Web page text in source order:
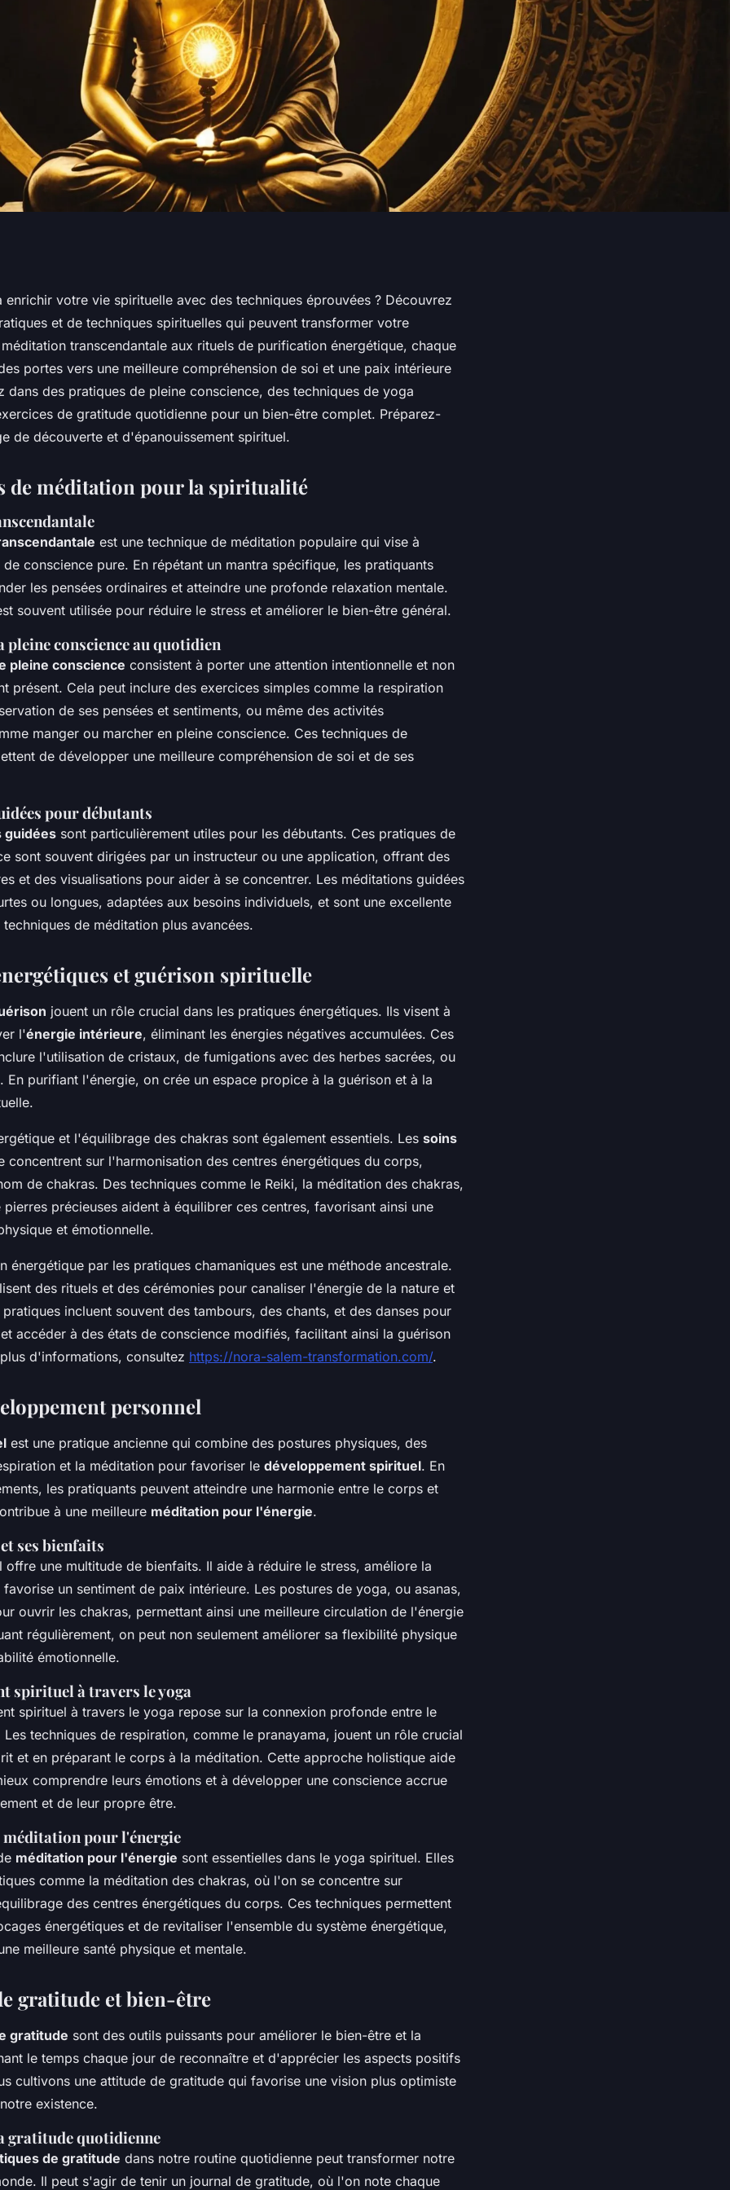
et de
enrichir votre vie spirituelle avec des techniques éprouvées ? Découvrez
et de techniques spirituelles qui peuvent transformer votre
transcendantale aux rituels de purification énergétique, chaque
portes vers une meilleure compréhension de soi et une paix intérieure
dans des pratiques de pleine conscience, des techniques de yoga
de gratitude quotidienne pour un bien-être complet. Préparez-
de découverte et d'épanouissement spirituel.
de méditation pour la spiritualité
est une technique de méditation populaire qui vise à
conscience pure. En répétant un mantra spécifique, les pratiquants
les pensées ordinaires et atteindre une profonde relaxation mentale.
souvent utilisée pour réduire le stress et améliorer le bien-être général.
pleine conscience au quotidien
pleine conscience consistent à porter une attention intentionnelle et non
présent. Cela peut inclure des exercices simples comme la respiration
de ses pensées et sentiments, ou même des activités
manger ou marcher en pleine conscience. Ces techniques de
de développer une meilleure compréhension de soi et de ses
pour débutants
guidées sont particulièrement utiles pour les débutants. Ces pratiques de
sont souvent dirigées par un instructeur ou une application, offrant des
et des visualisations pour aider à se concentrer. Les méditations guidées
ou longues, adaptées aux besoins individuels, et sont une excellente
de méditation plus avancées.
et guérison spirituelle
jouent un rôle crucial dans les pratiques énergétiques. Ils visent à
l'énergie intérieure, éliminant les énergies négatives accumulées. Ces
l'utilisation de cristaux, de fumigations avec des herbes sacrées, ou
En purifiant l'énergie, on crée un espace propice à la guérison et à la
et l'équilibrage des chakras sont également essentiels. Les soins
concentrent sur l'harmonisation des centres énergétiques du corps,
de chakras. Des techniques comme le Reiki, la méditation des chakras,
précieuses aident à équilibrer ces centres, favorisant ainsi une
et émotionnelle.
énergétique par les pratiques chamaniques est une méthode ancestrale.
des rituels et des cérémonies pour canaliser l'énergie de la nature et
incluent souvent des tambours, des chants, et des danses pour
accéder à des états de conscience modifiés, facilitant ainsi la guérison
d'informations, consultez https://nora-salem-transformation.com/.
personnel
est une pratique ancienne qui combine des postures physiques, des
et la méditation pour favoriser le développement spirituel. En
les pratiquants peuvent atteindre une harmonie entre le corps et
à une meilleure méditation pour l'énergie.
ses bienfaits
offre une multitude de bienfaits. Il aide à réduire le stress, améliore la
un sentiment de paix intérieure. Les postures de yoga, ou asanas,
ouvrir les chakras, permettant ainsi une meilleure circulation de l'énergie
régulièrement, on peut non seulement améliorer sa flexibilité physique
émotionnelle.
spirituel à travers le yoga
spirituel à travers le yoga repose sur la connexion profonde entre le
techniques de respiration, comme le pranayama, jouent un rôle crucial
et en préparant le corps à la méditation. Cette approche holistique aide
comprendre leurs émotions et à développer une conscience accrue
et de leur propre être.
méditation pour l'énergie
méditation pour l'énergie sont essentielles dans le yoga spirituel. Elles
comme la méditation des chakras, où l'on se concentre sur
des centres énergétiques du corps. Ces techniques permettent
énergétiques et de revitaliser l'ensemble du système énergétique,
meilleure santé physique et mentale.
gratitude et bien-être
gratitude sont des outils puissants pour améliorer le bien-être et la
le temps chaque jour de reconnaître et d'apprécier les aspects positifs
cultivons une attitude de gratitude qui favorise une vision plus optimiste
existence.
gratitude quotidienne
de gratitude dans notre routine quotidienne peut transformer notre
Il peut s'agir de tenir un journal de gratitude, où l'on note chaque